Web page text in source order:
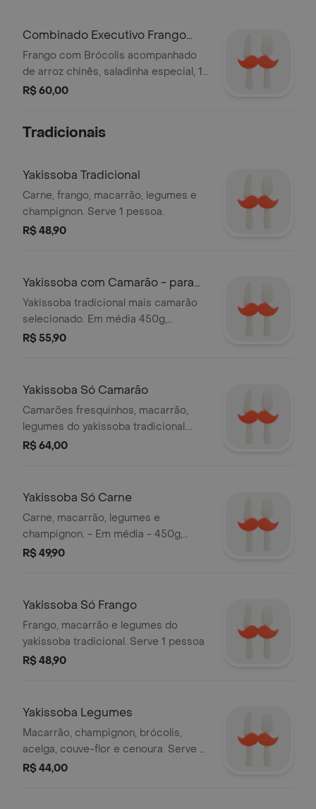
Combinado Executivo Frango
com Brócolis
Frango com Brócolis acompanhado
de arroz chinês, saladinha especial, 1
banana caramelizada, 1 mini rolinho de
1 pessoa.
R$ 60,00
Tradicionais
Yakissoba Tradicional
Carne, frango, macarrão, legumes e
champignon. Serve 1 pessoa.
R$ 48,90
Yakissoba com Camarão - para
Uma Pessoa
Yakissoba tradicional mais camarão
selecionado. Em média 450g,
variando conforme o prato.
R$ 55,90
Yakissoba Só Camarão
Camarões fresquinhos, macarrão,
legumes do yakissoba tradicional.
Serve 01 pessoa
R$ 64,00
Yakissoba Só Carne
Carne, macarrão, legumes e
champignon. - Em média - 450g,
variando conforme o prato. Serve 1
R$ 49,90
Yakissoba Só Frango
Frango, macarrão e legumes do
yakissoba tradicional. Serve 1 pessoa
R$ 48,90
Yakissoba Legumes
Macarrão, champignon, brócolis,
acelga, couve-flor e cenoura. Serve 1
pessoa
R$ 44,00